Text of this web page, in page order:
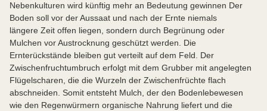
Nebenkulturen wird künftig mehr an Bedeutung gewinnen Der
Boden soll vor der Aussaat und nach der Ernte niemals
längere Zeit offen liegen, sondern durch Begrünung oder
Mulchen vor Austrocknung geschützt werden. Die
Ernterückstände bleiben gut verteilt auf dem Feld. Der
Zwischenfruchtumbruch erfolgt mit dem Grubber mit angelegten
Flügelscharen, die die Wurzeln der Zwischenfrüchte flach
abschneiden. Somit entsteht Mulch, der den Bodenlebewesen
wie den Regenwürmern organische Nahrung liefert und die